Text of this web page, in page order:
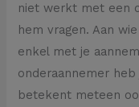
niet werkt met een
hem vragen. Aan
enkel met je
onderaannemer
betekent meteen